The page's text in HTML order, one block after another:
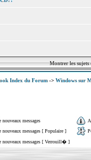
Montrer les
Index du Forum-> Windows sur
nouveaux messages
nouveaux messages [ Populaire ]
nouveaux messages [ Verrouill� ]